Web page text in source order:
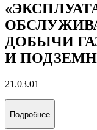
ДОБЫЧИ
И
21.03.01
Подробнее